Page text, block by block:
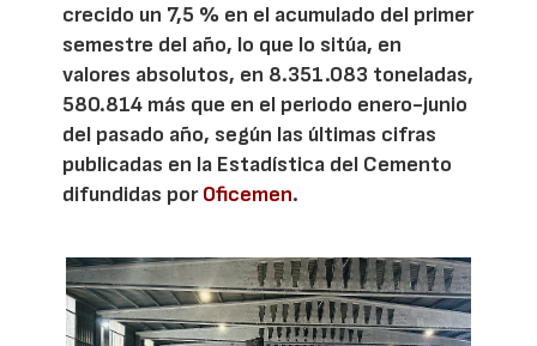
crecido un 7,5 % en el acumulado del primer
semestre del año, lo que lo sitúa, en
valores absolutos, en 8.351.083 toneladas,
580.814 más que en el periodo enero-junio
del pasado año, según las últimas cifras
publicadas en la Estadística del Cemento
difundidas porOficemen.